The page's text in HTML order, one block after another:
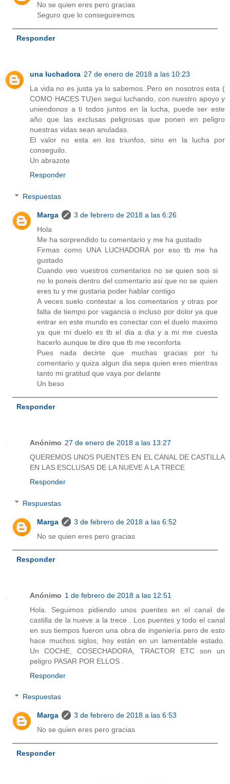
No se quien eres pero gracias
Seguro que lo conseguiremos
Responder
una luchadora 27 de enero de 2018 a las 10:23
La vida no es justa ya lo sabemos..Pero en nosotros esta (
COMO HACES TU)en segui luchando, con nuestro apoyo y
uniendonos a ti todos juntos en la lucha, puede ser este
año que las exclusas peligrosas que ponen en peligro
nuestras vidas sean anuladas.
El valor no esta en los triunfos, sino en la lucha por
conseguilo.
Un abrazote
Responder
Respuestas
Marga
3 de febrero de 2018 a las 6:26
Hola
Me ha sorprendido tu comentario y me ha gustado
Firmas como UNA LUCHADORA por eso tb me ha
gustado
Cuando veo vuestros comentarios no se quien sois si
no lo poneis dentro del comentario asi que no se quien
eres tu y me gustaria poder hablar contigo
A veces suelo contestar a los comentarios y otras por
falta de tiempo por vagancia o incluso por dolor ya que
entrar en este mundo es conectar con el duelo maximo
ya que mi duelo es tb el dia a dia y a mi me cuesta
hacerlo aunque te dire que tb me reconforta
Pues nada decirte que muchas gracias por tu
comentario y quiza algun dia sepa quien eres mientras
tanto mi gratitud que vaya por delante
Un beso
Responder
Anónimo 27 de enero de 2018 a las 13:27
QUEREMOS UNOS PUENTES EN EL CANAL DE CASTILLA
EN LAS ESCLUSAS DE LA NUEVE A LA TRECE
Responder
Respuestas
Marga
3 de febrero de 2018 a las 6:52
No se quien eres pero gracias
Responder
Anónimo 1 de febrero de 2018 a las 12:51
Hola. Seguimos pidiendo unos puentes en el canal de
castilla de la nueve a la trece . Los puentes y todo el canal
en sus tiempos fueron una obra de ingeniería pero de esto
hace muchos siglos, hoy están en un lamentable estado.
Un COCHE, COSECHADORA, TRACTOR ETC son un
peligro PASAR POR ELLOS .
Responder
Respuestas
Marga
3 de febrero de 2018 a las 6:53
No se quien eres pero gracias
Responder